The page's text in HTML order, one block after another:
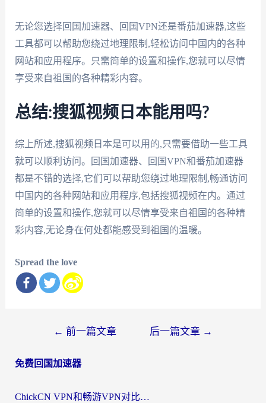
无论您选择回国加速器、回国VPN还是番茄加速器,这些
工具都可以帮助您绕过地理限制,轻松访问中国内的各种
网站和应用程序。只需简单的设置和操作,您就可以尽情
享受来自祖国的各种精彩内容。
总结:搜狐视频日本能用吗?
综上所述,搜狐视频日本是可以用的,只需要借助一些工具
就可以顺利访问。回国加速器、回国VPN和番茄加速器
都是不错的选择,它们可以帮助您绕过地理限制,畅通访问
中国内的各种网站和应用程序,包括搜狐视频在内。通过
简单的设置和操作,您就可以尽情享受来自祖国的各种精
彩内容,无论身在何处都能感受到祖国的温暖。
Spread the love
导
← 前一篇文章 后一篇文章 →
免费回国加速器
ChickCN VPN和畅游VPN对比哪个回国效果更好？海外党必看的回国加速器选择指南